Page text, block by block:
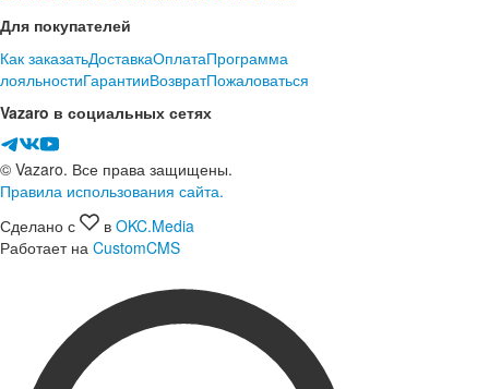
Для покупателей
Как заказатьДоставкаОплатаПрограмма
лояльностиГарантииВозвратПожаловаться
Vazaro в социальных сетях
© Vazaro. Все права защищены.
Правила использования сайта.
Сделано с
в OKC.Media
Работает на CustomCMS